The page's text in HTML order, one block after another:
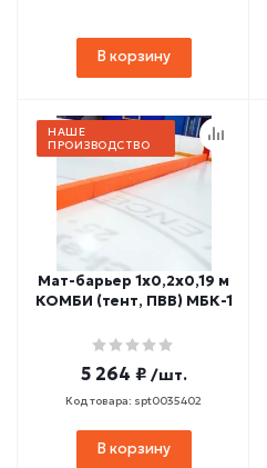
В корзину
НАШЕ
ПРОИЗВОДСТВО
Мат-барьер 1х0,2х0,19 м
КОМБИ (тент, ПВВ) МБК-1
5 264 ₽ /шт.
Код товара: spt0035402
В корзину